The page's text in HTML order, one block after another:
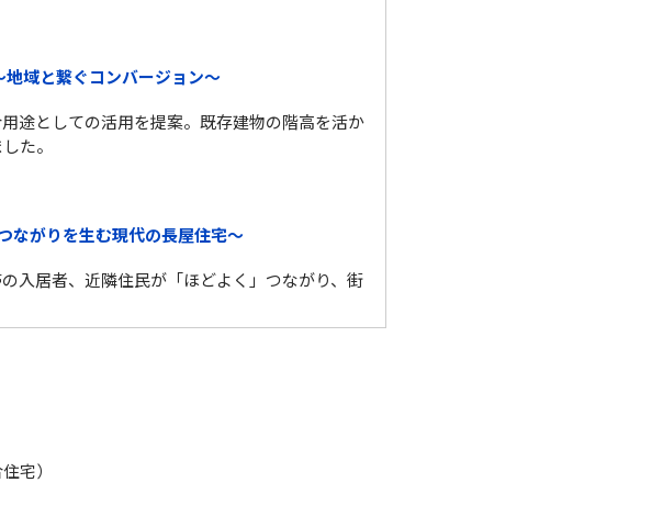
地域と繋ぐコンバージョン～
途としての活用を提案。既存建物の階高を活か
た。
ながりを生む現代の長屋住宅～
入居者、近隣住民が「ほどよく」つながり、街
宅）